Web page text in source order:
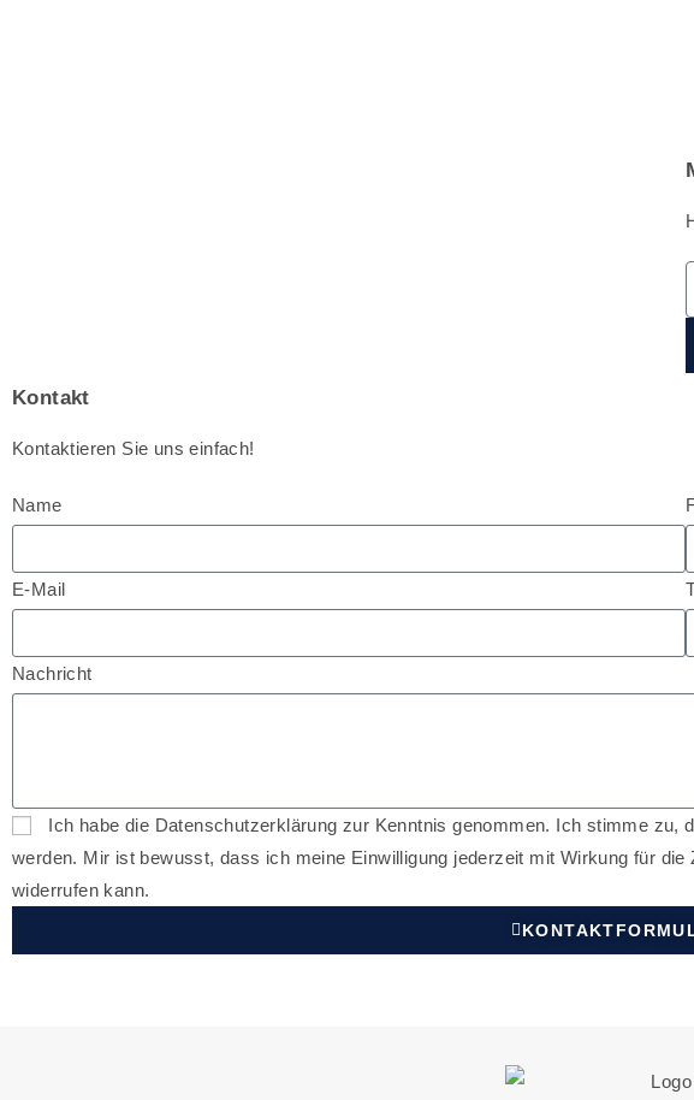
Kontakt
Kontaktieren Sie uns einfach!
Name
E-Mail
Nachricht
Ich habe die Datenschutzerklärung zur Kenntnis genommen. Ich stimme
werden. Mir ist bewusst, dass ich meine Einwilligung jederzeit mit Wirkung für
widerrufen kann.